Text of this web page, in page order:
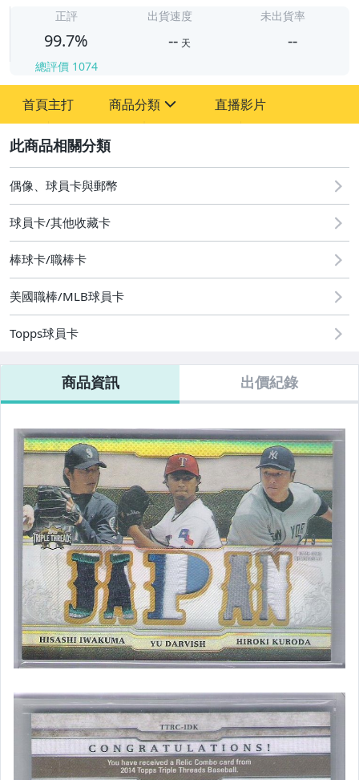
正評
99.7%
總評價 1074
出貨速度
-- 天
未出貨率
--
首頁主打 商品分類
成人專區
玩具、模型與公仔
運動、戶外與休閒
直播影片
偶像、球員卡與郵幣
球員卡/其他收藏卡
棒球卡/職棒卡
美國職棒/MLB球員卡
Topps球員卡
商品資訊 出價紀錄